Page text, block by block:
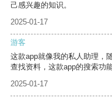
己感兴趣的知识。
2025-01-17
游客
这款app就像我的私人助理，
查找资料，这款app的搜索功
2025-01-17